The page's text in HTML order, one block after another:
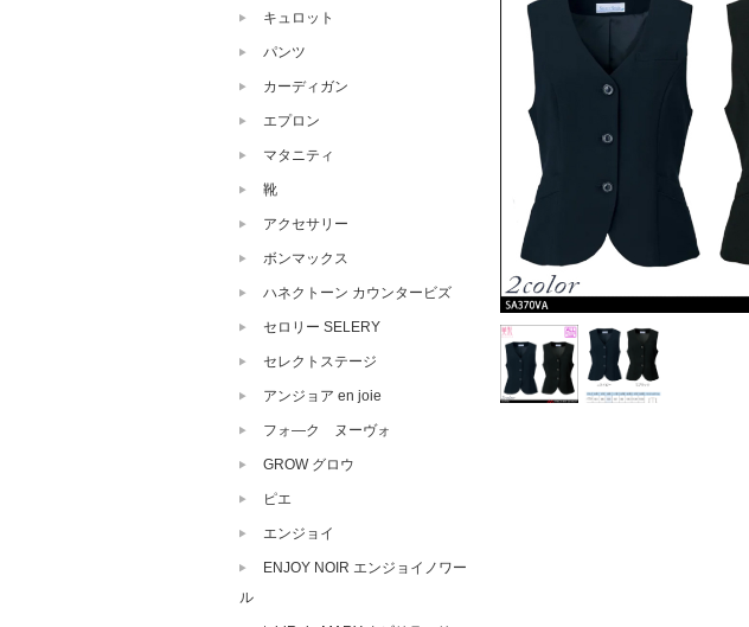
キュロット
パンツ
カーディガン
エプロン
マタニティ
靴
アクセサリー
ボンマックス
ハネクトーン カウンタービズ
セロリー SELERY
セレクトステージ
アンジョア en joie
フォ―ク ヌーヴォ
GROW グロウ
ピエ
エンジョイ
ENJOY NOIR エンジョイノワー
ル